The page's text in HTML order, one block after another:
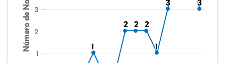
11
2
2 2
2 2
2
1
1
3
3 3
3
1
2
3